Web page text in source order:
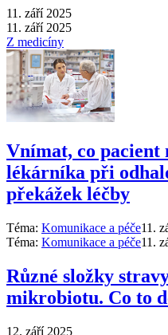
11. září 2025
11. září 2025
Z medicíny
Vnímat, co pacient
lékárníka při
překážek léčby
Téma: Komunikace a péče11.
Téma: Komunikace a péče11.
Různé složky
mikrobiotu. Co to
12. září 2025